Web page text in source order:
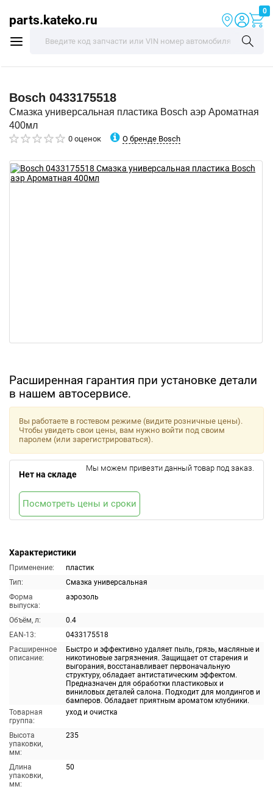
parts.kateko.ru
0
Bosch 0433175518
Смазка универсальная пластика Bosch аэр Ароматная
400мл
0 оценок О бренде Bosch
Расширенная гарантия при установке детали
в нашем автосервисе.
Характеристики
Применение:
пластик
Тип:
Смазка универсальная
Форма
выпуска:
аэрозоль
Объём, л:
0.4
EAN-13:
0433175518
Расширенное
описание:
Быстро и эффективно удаляет пыль, грязь, масляные и
никотиновые загрязнения. Защищает от старения и
выгорания, восстанавливает первоначальную
структуру, обладает антистатическим эффектом.
Предназначен для обработки пластиковых и
виниловых деталей салона. Подходит для молдингов и
бамперов. Обладает приятным ароматом клубники.
Товарная
группа:
уход и очистка
Высота
упаковки,
мм:
235
Длина
упаковки,
мм:
50
Вы работаете в гостевом режиме (видите розничные цены).
Чтобы увидеть свои цены, вам нужно войти под своим
паролем (или зарегистрироваться).
Нет на складе
Мы можем привезти данный товар под заказ.
Посмотреть цены и сроки